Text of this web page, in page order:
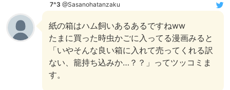
7^3 @Sasanohatanzaku
紙の箱はハム飼いあるあるですねww
たまに買った時虫かごに入ってる漫画みると
「いやそんな良い箱に入れて売ってくれる訳
ない、籠持ち込みか…？？」ってツッコミま
す。